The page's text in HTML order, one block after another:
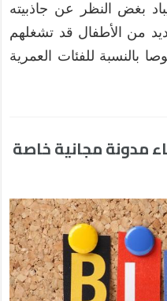
بغض النظر عن جاذبيته
من الأطفال قد تشغلهم
بالنسبة للفئات العمرية